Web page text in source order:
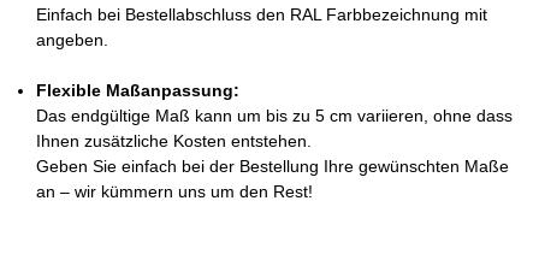
Einfach bei Bestellabschluss den RAL Farbbezeichnung mit
angeben.
Flexible Maßanpassung:
Das endgültige Maß kann um bis zu 5 cm variieren, ohne dass
Ihnen zusätzliche Kosten entstehen.
Geben Sie einfach bei der Bestellung Ihre gewünschten Maße
an – wir kümmern uns um den Rest!